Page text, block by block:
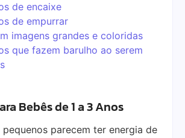
de encaixe
de empurrar
imagens grandes e coloridas
que fazem barulho ao serem
Bebês de 1 a 3 Anos
pequenos parecem ter energia de